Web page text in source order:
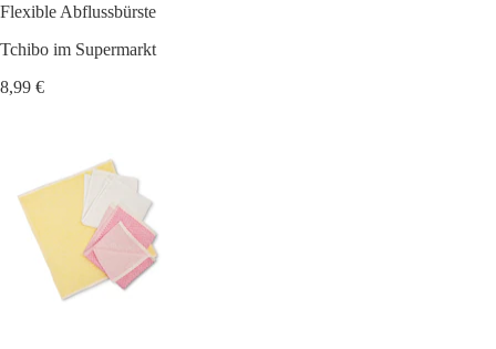
Flexible Abflussbürste
Tchibo im Supermarkt
8,99 €